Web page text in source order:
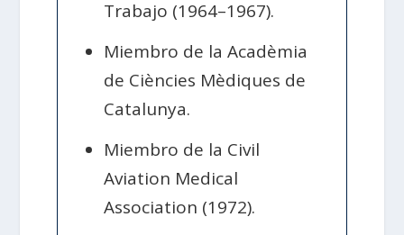
Trabajo (1964–1967).
Miembro de la Acadèmia
de Ciències Mèdiques de
Catalunya.
Miembro de la Civil
Aviation Medical
Association (1972).